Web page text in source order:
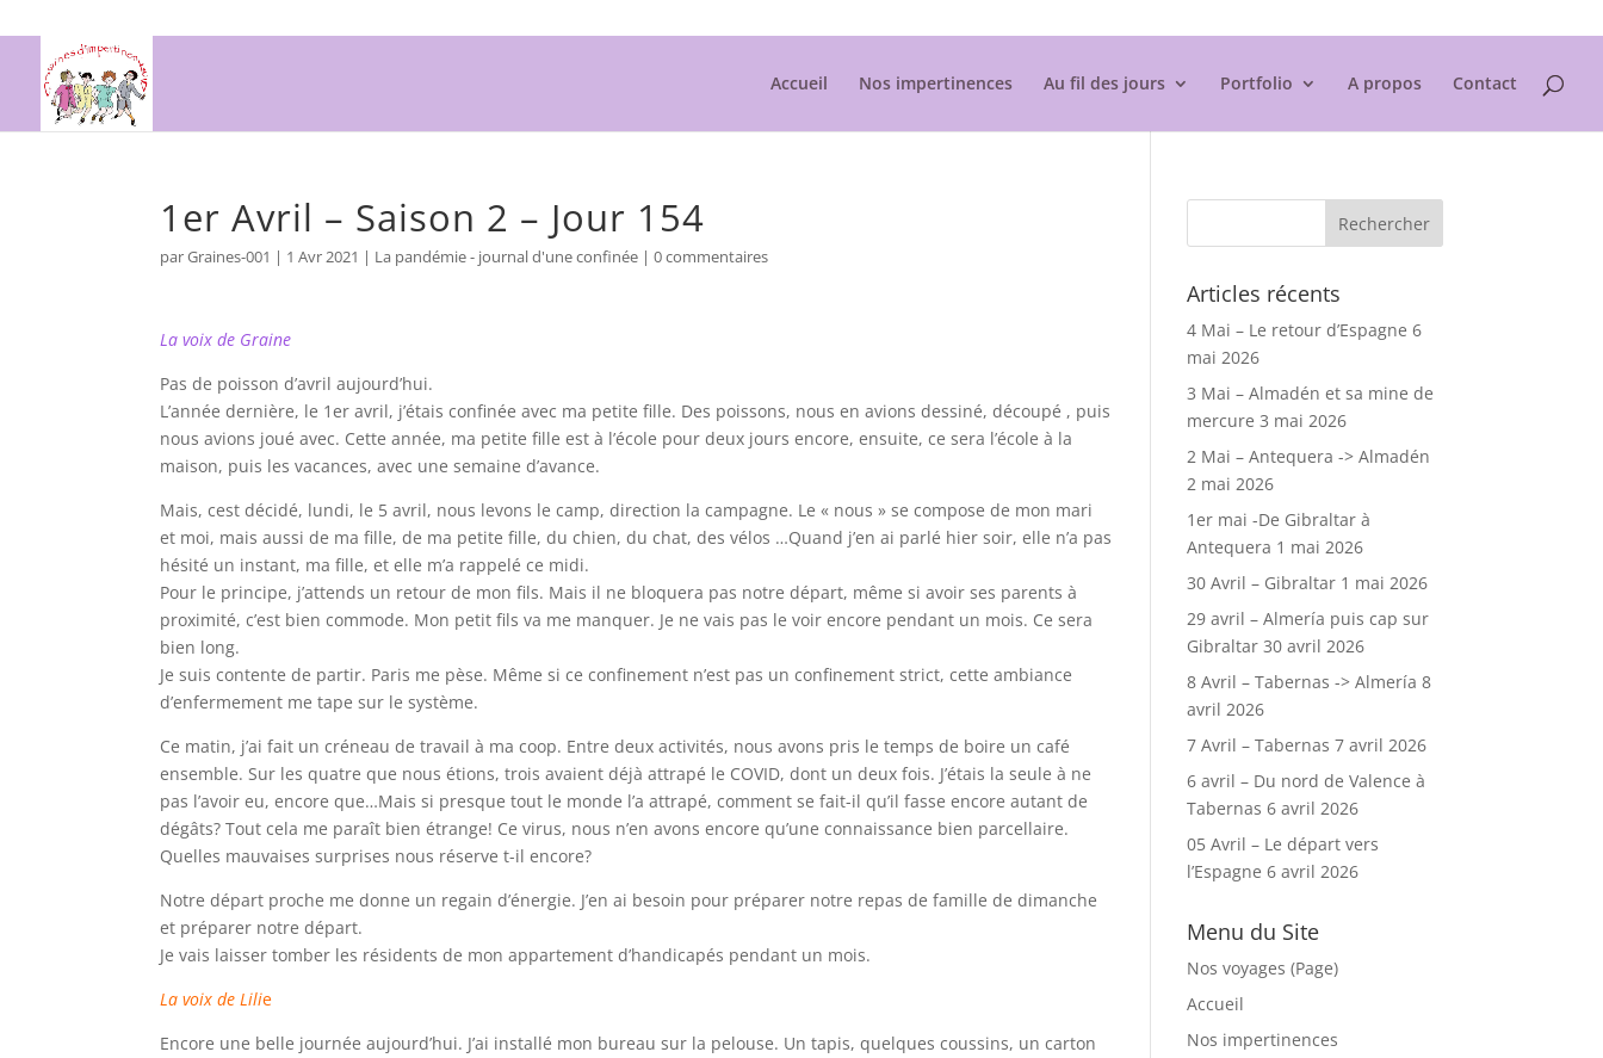
Accueil Nos impertinences Au fil des jours Portfolio A propos Contact
1er Avril – Saison 2 – Jour 154
parGraines-001 | 1 Avr 2021 | La pandémie - journal d'une confinée |0 commentaires
La voix de Graine
Pas de poisson d’avril aujourd’hui.
L’année dernière, le 1er avril, j’étais confinée avec ma petite fille. Des poissons, nous en avions dessiné, découpé , puis
nous avions joué avec. Cette année, ma petite fille est à l’école pour deux jours encore, ensuite, ce sera l’école à la
maison, puis les vacances, avec une semaine d’avance.
Mais, cest décidé, lundi, le 5 avril, nous levons le camp, direction la campagne. Le « nous » se compose de mon mari
et moi, mais aussi de ma fille, de ma petite fille, du chien, du chat, des vélos …Quand j’en ai parlé hier soir, elle n’a pas
hésité un instant, ma fille, et elle m’a rappelé ce midi.
Pour le principe, j’attends un retour de mon fils. Mais il ne bloquera pas notre départ, même si avoir ses parents à
proximité, c’est bien commode. Mon petit fils va me manquer. Je ne vais pas le voir encore pendant un mois. Ce sera
bien long.
Je suis contente de partir. Paris me pèse. Même si ce confinement n’est pas un confinement strict, cette ambiance
d’enfermement me tape sur le système.
Ce matin, j’ai fait un créneau de travail à ma coop. Entre deux activités, nous avons pris le temps de boire un café
ensemble. Sur les quatre que nous étions, trois avaient déjà attrapé le COVID, dont un deux fois. J’étais la seule à ne
pas l’avoir eu, encore que…Mais si presque tout le monde l’a attrapé, comment se fait-il qu’il fasse encore autant de
dégâts? Tout cela me paraît bien étrange! Ce virus, nous n’en avons encore qu’une connaissance bien parcellaire.
Quelles mauvaises surprises nous réserve t-il encore?
Notre départ proche me donne un regain d’énergie. J’en ai besoin pour préparer notre repas de famille de dimanche
et préparer notre départ.
Je vais laisser tomber les résidents de mon appartement d’handicapés pendant un mois.
La voix de Lilie
Encore une belle journée aujourd’hui. J’ai installé mon bureau sur la pelouse. Un tapis, quelques coussins, un carton
Articles récents
4 Mai – Le retour d’Espagne 6
mai 2026
3 Mai – Almadén et sa mine de
mercure 3 mai 2026
2 Mai – Antequera -> Almadén
2 mai 2026
1er mai -De Gibraltar à
Antequera 1 mai 2026
30 Avril – Gibraltar 1 mai 2026
29 avril – Almería puis cap sur
Gibraltar 30 avril 2026
8 Avril – Tabernas -> Almería 8
avril 2026
7 Avril – Tabernas 7 avril 2026
6 avril – Du nord de Valence à
Tabernas 6 avril 2026
05 Avril – Le départ vers
l’Espagne 6 avril 2026
Menu du Site
Nos voyages (Page)
Accueil
Nos impertinences